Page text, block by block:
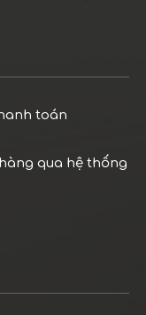
toán
qua hệ thống